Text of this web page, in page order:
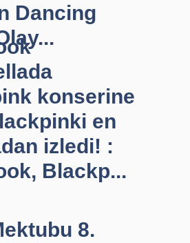
Dancing
konserine
en
izledi! :
Blackp...
8.